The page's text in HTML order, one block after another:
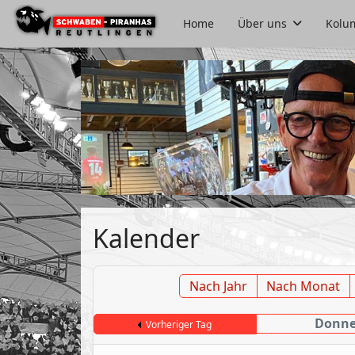
Home Über uns
Kalender
Nach Jahr Nach Monat
Vorheriger Tag